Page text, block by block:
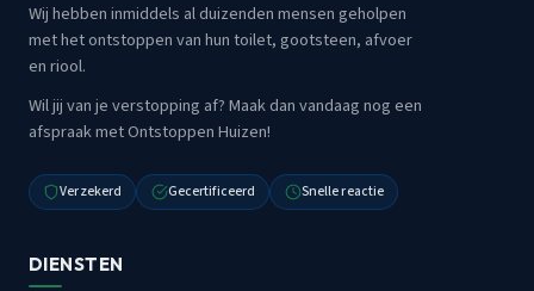
Wij hebben inmiddels al duizenden mensen geholpen
met het ontstoppen van hun toilet, gootsteen, afvoer
en riool.
Wil jij van je verstopping af? Maak dan vandaag nog een
afspraak met Ontstoppen Huizen!
Verzekerd Gecertificeerd Snelle reactie
DIENSTEN